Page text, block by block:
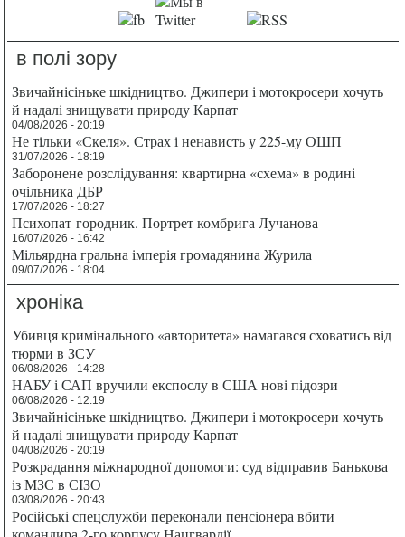
в полі зору
Звичайнісіньке шкідництво. Джипери і мотокросери хочуть
й надалі знищувати природу Карпат
04/08/2026 - 20:19
Не тільки «Скеля». Страх і ненависть у 225-му ОШП
31/07/2026 - 18:19
Заборонене розслідування: квартирна «схема» в родині
очільника ДБР
17/07/2026 - 18:27
Психопат-городник. Портрет комбрига Лучанова
16/07/2026 - 16:42
Мільярдна гральна імперія громадянина Журила
09/07/2026 - 18:04
хроніка
Убивця кримінального «авторитета» намагався сховатись від
тюрми в ЗСУ
06/08/2026 - 14:28
НАБУ і САП вручили експослу в США нові підозри
06/08/2026 - 12:19
Звичайнісіньке шкідництво. Джипери і мотокросери хочуть
й надалі знищувати природу Карпат
04/08/2026 - 20:19
Розкрадання міжнародної допомоги: суд відправив Банькова
із МЗС в СІЗО
03/08/2026 - 20:43
Російські спецслужби переконали пенсіонера вбити